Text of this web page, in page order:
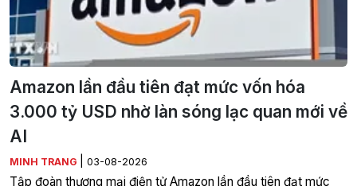
Amazon lần đầu tiên đạt mức vốn hóa
3.000 tỷ USD nhờ làn sóng lạc quan mới về
AI
MINH TRANG 03-08-2026
Tập đoàn thương mại điện tử Amazon lần đầu tiên đạt mức